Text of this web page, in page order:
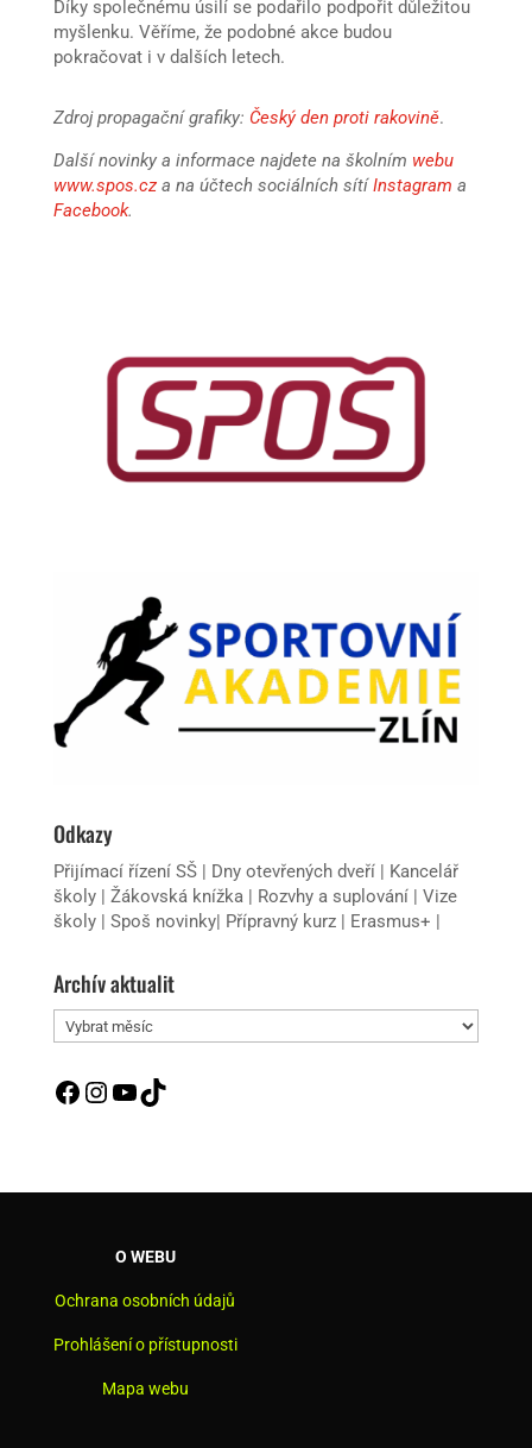
Díky společnému úsilí se podařilo podpořit důležitou
myšlenku. Věříme, že podobné akce budou
pokračovat i v dalších letech.
Zdroj propagační grafiky: Český den proti rakovině.
Další novinky a informace najdete na školním webu
www.spos.cza na účtech sociálních sítíInstagram a
Facebook.
Odkazy
Přijímací řízení SŠ| Dny otevřených dveří| Kancelář
školy| Žákovská knížka| Rozvhy a suplování | Vize
školy | Spoš novinky| Přípravný kurz| Erasmus+ |
Archív aktualit
Archív
aktualit
Facebook
Instagram
YouTube
TikTok
O WEBU
Ochrana osobních údajů
Prohlášení o přístupnosti
Mapa webu